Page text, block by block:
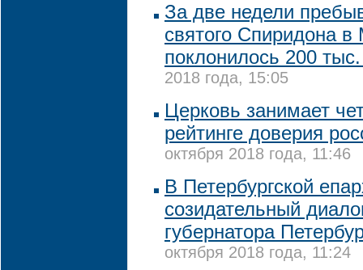
За две недели
святого Спиридона
поклонилось 200
2018 года, 15:05
Церковь занимает
рейтинге доверия
октября 2018 года, 11:46
В Петербургской
созидательный
губернатора
октября 2018 года, 11:24